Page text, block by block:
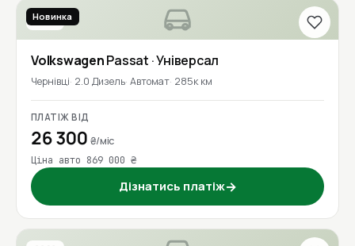
2019
Новинка
VolkswagenPassat · Універсал
Чернівці 2.0 Дизель Автомат 285к км
ПЛАТІЖ ВІД
26 300 ₴/міс
Ціна авто 869 000 ₴
Дізнатись платіж→